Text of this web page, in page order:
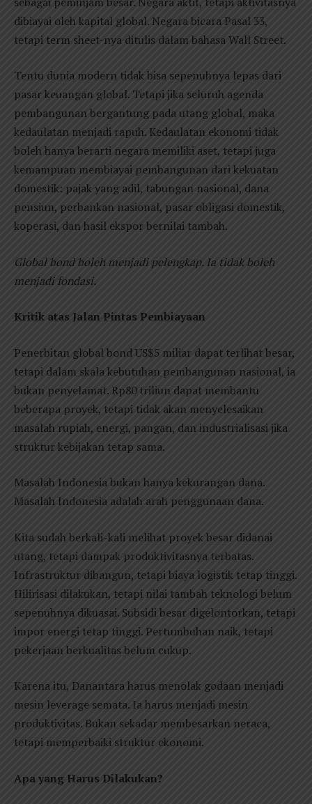
dibiayai oleh kapital global. Negara bicara Pasal 33,
tetapi term sheet-nya ditulis dalam bahasa Wall Street.
Tentu dunia modern tidak bisa sepenuhnya lepas dari
pasar keuangan global. Tetapi jika seluruh agenda
pembangunan bergantung pada utang global, maka
kedaulatan menjadi rapuh. Kedaulatan ekonomi tidak
boleh hanya berarti negara memiliki aset, tetapi juga
kemampuan membiayai pembangunan dari kekuatan
domestik: pajak yang adil, tabungan nasional, dana
pensiun, perbankan nasional, pasar obligasi domestik,
koperasi, dan hasil ekspor bernilai tambah.
Global bond boleh menjadi pelengkap. Ia tidak boleh
menjadi fondasi.
Kritik atas Jalan Pintas Pembiayaan
Penerbitan global bond US$5 miliar dapat terlihat besar,
tetapi dalam skala kebutuhan pembangunan nasional, ia
bukan penyelamat. Rp80 triliun dapat membantu
beberapa proyek, tetapi tidak akan menyelesaikan
masalah rupiah, energi, pangan, dan industrialisasi jika
struktur kebijakan tetap sama.
Masalah Indonesia bukan hanya kekurangan dana.
Masalah Indonesia adalah arah penggunaan dana.
Kita sudah berkali-kali melihat proyek besar didanai
utang, tetapi dampak produktivitasnya terbatas.
Infrastruktur dibangun, tetapi biaya logistik tetap tinggi.
Hilirisasi dilakukan, tetapi nilai tambah teknologi belum
sepenuhnya dikuasai. Subsidi besar digelontorkan, tetapi
impor energi tetap tinggi. Pertumbuhan naik, tetapi
pekerjaan berkualitas belum cukup.
Karena itu, Danantara harus menolak godaan menjadi
mesin leverage semata. Ia harus menjadi mesin
produktivitas. Bukan sekadar membesarkan neraca,
tetapi memperbaiki struktur ekonomi.
Apa yang Harus Dilakukan?